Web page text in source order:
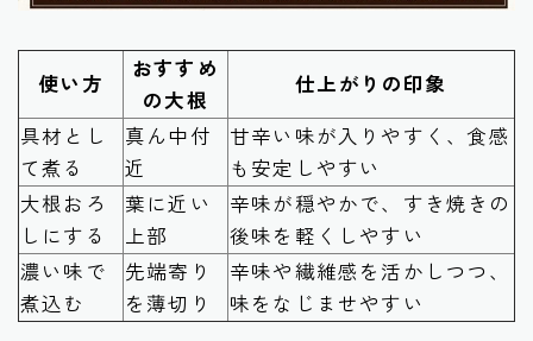
使い方
おすすめ
の大根
仕上がりの印象
具材とし
て煮る
真ん中付
近
甘辛い味が入りやすく、食感
も安定しやすい
大根おろ
しにする
葉に近い
上部
辛味が穏やかで、すき焼きの
後味を軽くしやすい
濃い味で
煮込む
先端寄り
を薄切り
辛味や繊維感を活かしつつ、
味をなじませやすい